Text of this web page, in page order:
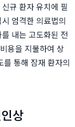
규 환자 유치에 필
엄격한 의료법의
내는 고도화된 전
용을 지불하여 상
통해 잠재 환자의
상